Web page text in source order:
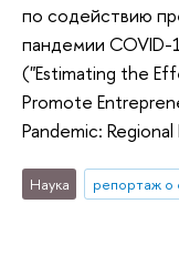
по содействию
пандемии COVID-
("Estimating the
Promote
Pandemic:
Наука репортаж о